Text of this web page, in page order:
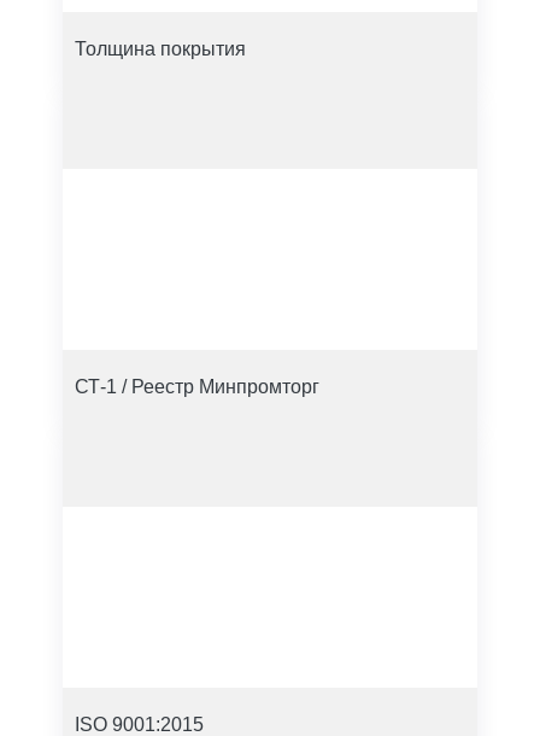
Толщина покрытия
СТ-1 / Реестр Минпромторг
ISO 9001:2015